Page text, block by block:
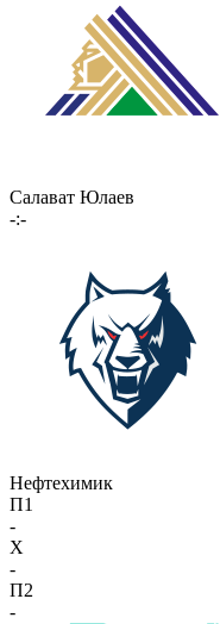
Салават Юлаев
-:-
Нефтехимик
П1
-
X
-
П2
-